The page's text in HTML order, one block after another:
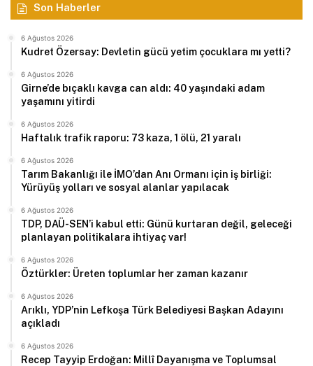
Son Haberler
6 Ağustos 2026
Kudret Özersay: Devletin gücü yetim çocuklara mı yetti?
6 Ağustos 2026
Girne’de bıçaklı kavga can aldı: 40 yaşındaki adam
yaşamını yitirdi
6 Ağustos 2026
Haftalık trafik raporu: 73 kaza, 1 ölü, 21 yaralı
6 Ağustos 2026
Tarım Bakanlığı ile İMO’dan Anı Ormanı için iş birliği:
Yürüyüş yolları ve sosyal alanlar yapılacak
6 Ağustos 2026
TDP, DAÜ-SEN’i kabul etti: Günü kurtaran değil, geleceği
planlayan politikalara ihtiyaç var!
6 Ağustos 2026
Öztürkler: Üreten toplumlar her zaman kazanır
6 Ağustos 2026
Arıklı, YDP’nin Lefkoşa Türk Belediyesi Başkan Adayını
açıkladı
6 Ağustos 2026
Recep Tayyip Erdoğan: Millî Dayanışma ve Toplumsal